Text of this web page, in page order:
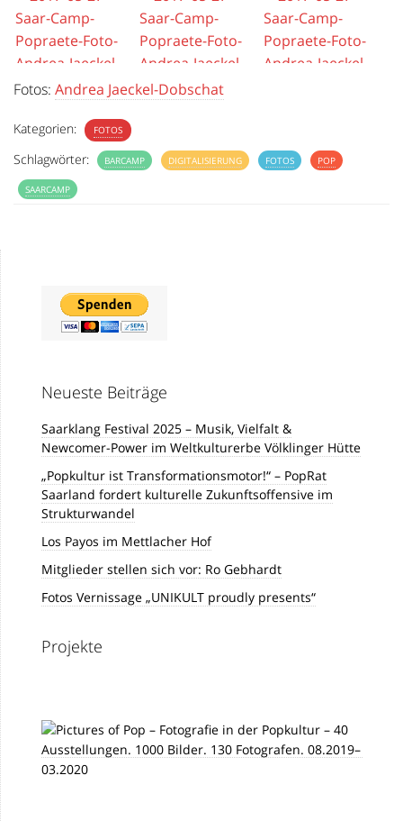
Fotos: Andrea Jaeckel-Dobschat
Kategorien: FOTOS
Schlagwörter: BARCAMP DIGITALISIERUNG FOTOS POP
SAARCAMP
Neueste Beiträge
Saarklang Festival 2025 – Musik, Vielfalt &
Newcomer-Power im Weltkulturerbe Völklinger Hütte
„Popkultur ist Transformationsmotor!“ – PopRat
Saarland fordert kulturelle Zukunftsoffensive im
Strukturwandel
Los Payos im Mettlacher Hof
Mitglieder stellen sich vor: Ro Gebhardt
Fotos Vernissage „UNIKULT proudly presents“
Projekte